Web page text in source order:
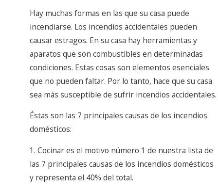
Hay muchas formas en las que su casa puede
incendiarse. Los incendios accidentales pueden
causar estragos. En su casa hay herramientas y
aparatos que son combustibles en determinadas
condiciones. Estas cosas son elementos esenciales
que no pueden faltar. Por lo tanto, hace que su casa
sea más susceptible de sufrir incendios accidentales.
Éstas son las 7 principales causas de los incendios
domésticos:
1. Cocinar es el motivo número 1 de nuestra lista de
las 7 principales causas de los incendios domésticos
y representa el 40% del total.